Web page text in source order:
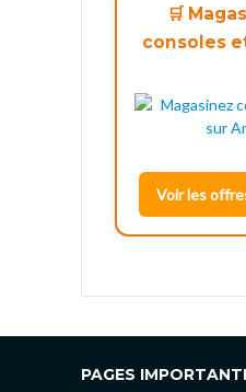
🛒
consoles
Voir les
PAGES